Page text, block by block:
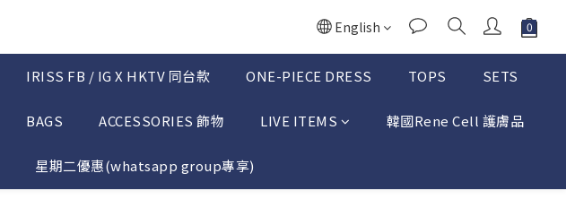
English
IRISS FB / IG X HKTV 同台款 ONE-PIECE DRESS TOPS SETS
BAGS ACCESSORIES 飾物 LIVE ITEMS 韓國Rene Cell 護膚品
星期二優惠(whatsapp group專享)